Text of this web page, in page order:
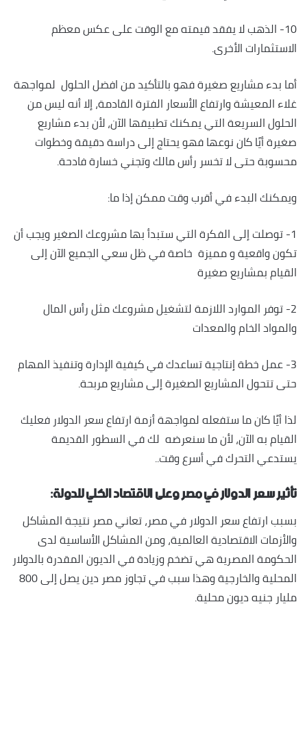
10- الذهب لا يفقد قيمته مع الوقت على عكس معظم
الاستثمارات الأخرى.
أما بدء مشاريع صغيرة فهو بالتأكيد من افضل الحلول لمواجهة
غلاء المعيشة وارتفاع الأسعار الفترة القادمة، إلا أنه ليس من
الحلول السريعة التي يمكنك تطبيقها الآن، لأن بدء مشاريع
صغيرة أيًا كان نوعها فهو يحتاج إلى دراسة دقيقة وخطوات
محسوبة حتى لا تخسر رأس مالك وتجني خسارة فادحة.
ويمكنك البدء في أقرب وقت ممكن إذا ما:
1- توصلت إلى الفكرة التي ستبدأ بها مشروعك الصغير ويجب أن
تكون واقعية و مميزة خاصة في ظل سعي الجميع الآن إلى
القيام بمشاريع صغيرة
2- توفر الموارد اللازمة لتشغيل مشروعك مثل رأس المال
والمواد الخام والمعدات
3- عمل خطة إنتاجية تساعدك في كيفية الإدارة وتنفيذ المهام
حتى تتحول المشاريع الصغيرة إلى مشاريع مربحة.
لذا أيًا كان ما ستفعله لمواجهة أزمة ارتفاع سعر الدولار فعليك
القيام به الآن، لأن ما سنعرضه لك في السطور القديمة
يستدعي التحرك في أسرع وقت..
تأثير سعر الدولار في مصر وعلى الاقتصاد الكلي للدولة:
بسبب ارتفاع سعر الدولار في مصر، تعاني مصر نتيجة المشاكل
والأزمات الاقتصادية العالمية، ومن المشاكل الأساسية لدى
الحكومة المصرية هي تضخم وزيادة في الديون المقدرة بالدولار
المحلية والخارجية وهذا سبب في تجاوز مصر دين يصل إلى 800
مليار جنيه ديون محلية.